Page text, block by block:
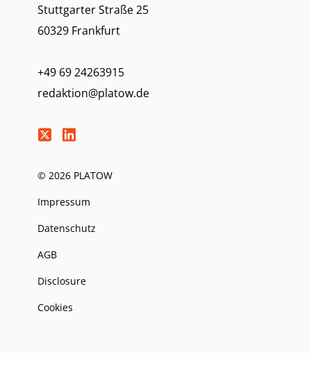
Stuttgarter Straße 25
60329 Frankfurt
+49 69 24263915
redaktion@platow.de
© 2026 PLATOW
Impressum
Datenschutz
AGB
Disclosure
Cookies